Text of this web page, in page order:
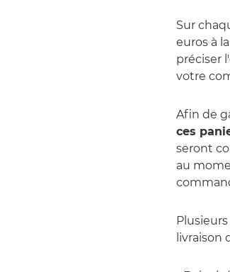
Sur
euros à
préciser
votre
Afin de
ces
seront
au
livraison